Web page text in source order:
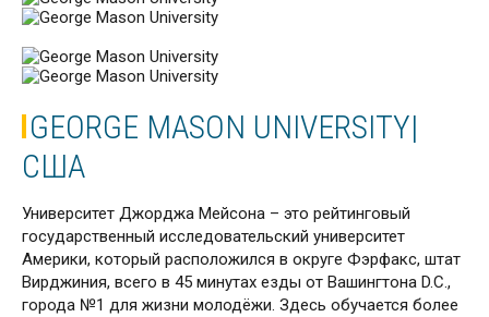
GEORGE MASON UNIVERSITY|
CША
Университет Джорджа Мейсона – это рейтинговый
государственный исследовательский университет
Америки, который расположился в округе Фэрфакс, штат
Вирджиния, всего в 45 минутах езды от Вашингтона D.C.,
города №1 для жизни молодёжи. Здесь обучается более